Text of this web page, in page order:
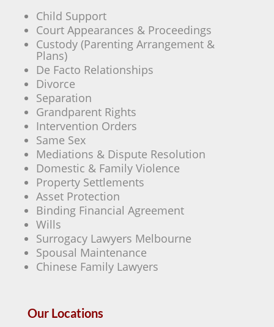
Child Support
Court Appearances & Proceedings
Custody (Parenting Arrangement &
Plans)
De Facto Relationships
Divorce
Separation
Grandparent Rights
Intervention Orders
Same Sex
Mediations & Dispute Resolution
Domestic & Family Violence
Property Settlements
Asset Protection
Binding Financial Agreement
Wills
Surrogacy Lawyers Melbourne
Spousal Maintenance
Chinese Family Lawyers
Our Locations